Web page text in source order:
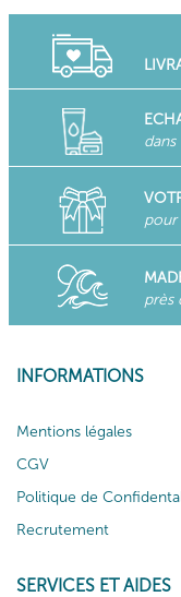
pour
près
INFORMATIONS
Mentions légales
CGV
Politique de
Recrutement
SERVICES ET AIDES